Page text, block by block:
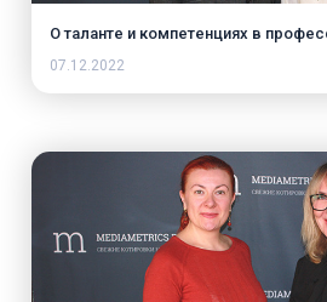
О таланте и компетенциях в
07.12.2022